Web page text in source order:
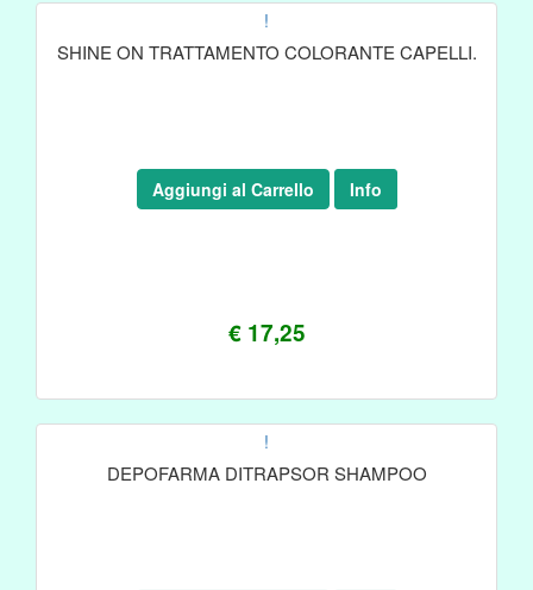
!
SHINE ON TRATTAMENTO COLORANTE CAPELLI.
€ 17,25
Aggiungi al Carrello Info
!
DEPOFARMA DITRAPSOR SHAMPOO